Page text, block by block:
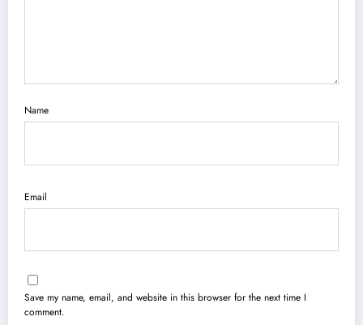
Name
Email
Save my name, email, and website in this browser for the next time I
comment.